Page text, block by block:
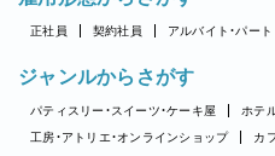
正社員 契約社員 アルバイト・パート
ジャンルからさがす
パティスリー・スイーツ・ケーキ屋
ホテ
工房・アトリエ・オンラインショップ
カ